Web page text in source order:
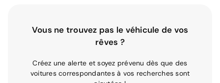
Vous ne trouvez pas le véhicule de vos
rêves ?
Créez une alerte et soyez prévenu dès que des
voitures correspondantes à vos recherches sont